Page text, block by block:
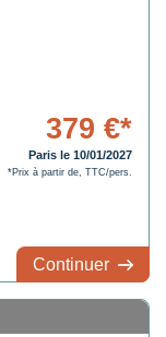
379 €*
Paris le 10/01/2027
*Prix à partir de, TTC/pers.
Continuer